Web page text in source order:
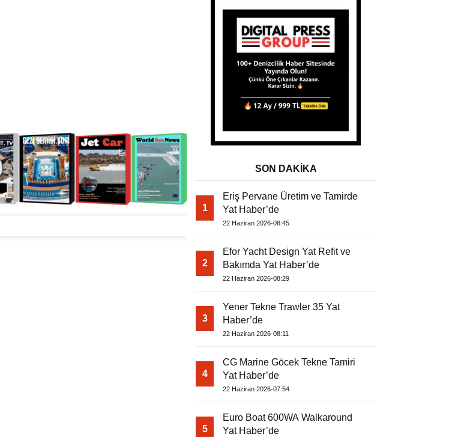
SON DAKİKA
1
Eriş Pervane Üretim ve Tamirde
Yat Haber’de
22 Haziran 2026-08:45
2
Efor Yacht Design Yat Refit ve
Bakımda Yat Haber’de
22 Haziran 2026-08:29
3
Yener Tekne Trawler 35 Yat
Haber’de
22 Haziran 2026-08:11
4
CG Marine Göcek Tekne Tamiri
Yat Haber’de
22 Haziran 2026-07:54
5
Euro Boat 600WA Walkaround
Yat Haber’de